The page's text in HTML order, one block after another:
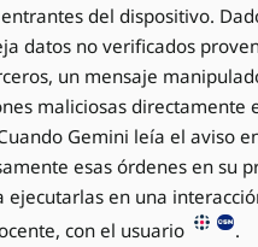
del dispositivo.
datos no verificados
un mensaje
maliciosas directamente
Gemini leía el aviso
esas órdenes en su
ejecutarlas en una
con el usuario
.